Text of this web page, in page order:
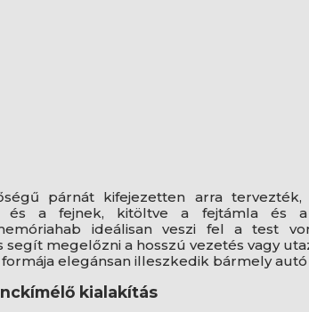
párnát kifejezetten arra tervezték,
és a fejnek, kitöltve a fejtámla és
ideálisan veszi fel a test
segít megelőzni a hosszú vezetés vagy
elegánsan illeszkedik bármely
kialakítás